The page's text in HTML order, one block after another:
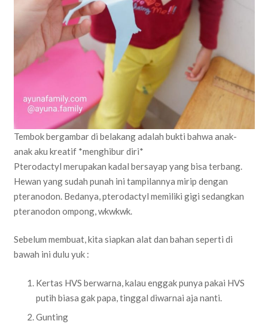
Tembok bergambar di belakang adalah bukti bahwa anak-
anak aku kreatif *menghibur diri*
Pterodactyl merupakan kadal bersayap yang bisa terbang.
Hewan yang sudah punah ini tampilannya mirip dengan
pteranodon. Bedanya, pterodactyl memiliki gigi sedangkan
pteranodon ompong, wkwkwk.
Sebelum membuat, kita siapkan alat dan bahan seperti di
bawah ini dulu yuk :
Kertas HVS berwarna, kalau enggak punya pakai HVS
putih biasa gak papa, tinggal diwarnai aja nanti.
Gunting